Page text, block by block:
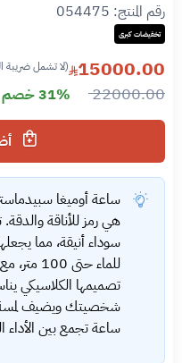
رقم المنتج: 054475
تخفيضات كبرى
15000.00 (لا تشمل ضريبة
22000.00 31% خصم
هي رمز للأناقة
سوداء أنيقة، مما
للماء
تصميمها الكلاسيكي
شخصيتك ويضيف لمسة
ساعة تجمع بين الأداء